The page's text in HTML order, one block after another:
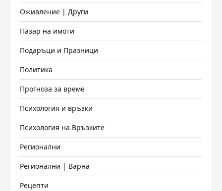
Оживление | Други
Пазар на имоти
Подаръци и Празници
Политика
Прогноза за време
Психология и връзки
Психология на Връзките
Регионални
Регионални | Варна
Рецепти